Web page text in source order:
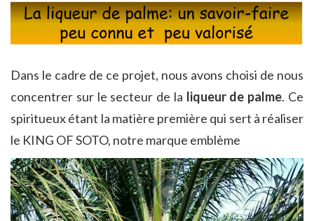
Dans le cadre de ce projet, nous avons choisi de nous
concentrer sur le secteur de la liqueur de palme. Ce
spiritueux étant la matière première qui sert à réaliser
le KING OF SOTO, notre marque emblème